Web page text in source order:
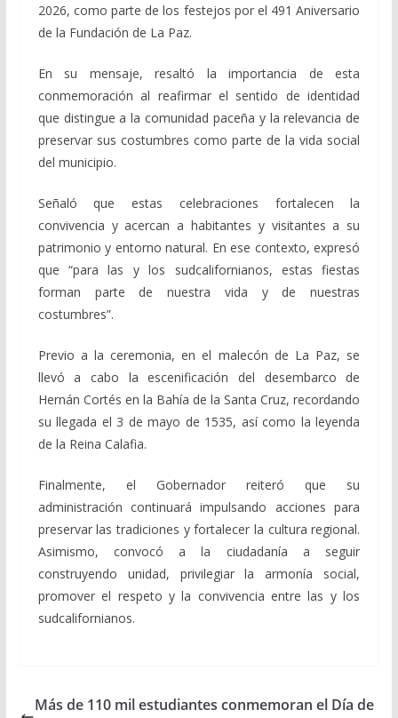
2026, como parte de los festejos por el 491 Aniversario
de la Fundación de La Paz.
En su mensaje, resaltó la importancia de esta
conmemoración al reafirmar el sentido de identidad
que distingue a la comunidad paceña y la relevancia de
preservar sus costumbres como parte de la vida social
del municipio.
Señaló que estas celebraciones fortalecen la
convivencia y acercan a habitantes y visitantes a su
patrimonio y entorno natural. En ese contexto, expresó
que “para las y los sudcalifornianos, estas fiestas
forman parte de nuestra vida y de nuestras
costumbres”.
Previo a la ceremonia, en el malecón de La Paz, se
llevó a cabo la escenificación del desembarco de
Hernán Cortés en la Bahía de la Santa Cruz, recordando
su llegada el 3 de mayo de 1535, así como la leyenda
de la Reina Calafia.
Finalmente, el Gobernador reiteró que su
administración continuará impulsando acciones para
preservar las tradiciones y fortalecer la cultura regional.
Asimismo, convocó a la ciudadanía a seguir
construyendo unidad, privilegiar la armonía social,
promover el respeto y la convivencia entre las y los
sudcalifornianos.
Más de 110 mil estudiantes conmemoran el Día de